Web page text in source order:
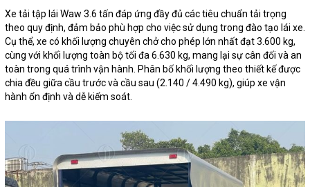
Xe tải tập lái Waw 3.6 tấn đáp ứng đầy đủ các tiêu chuẩn tải trọng
theo quy định, đảm bảo phù hợp cho việc sử dụng trong đào tạo lái xe.
Cụ thể, xe có khối lượng chuyên chở cho phép lớn nhất đạt 3.600 kg,
cùng với khối lượng toàn bộ tối đa 6.630 kg, mang lại sự cân đối và an
toàn trong quá trình vận hành. Phân bố khối lượng theo thiết kế được
chia đều giữa cầu trước và cầu sau (2.140 / 4.490 kg), giúp xe vận
hành ổn định và dễ kiểm soát.